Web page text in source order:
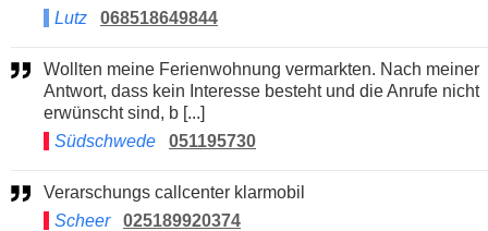
Lutz
068518649844
Wollten meine Ferienwohnung vermarkten. Nach meiner
Antwort, dass kein Interesse besteht und die Anrufe nicht
erwünscht sind, b [...]
Südschwede
051195730
Verarschungs callcenter klarmobil
Scheer
025189920374